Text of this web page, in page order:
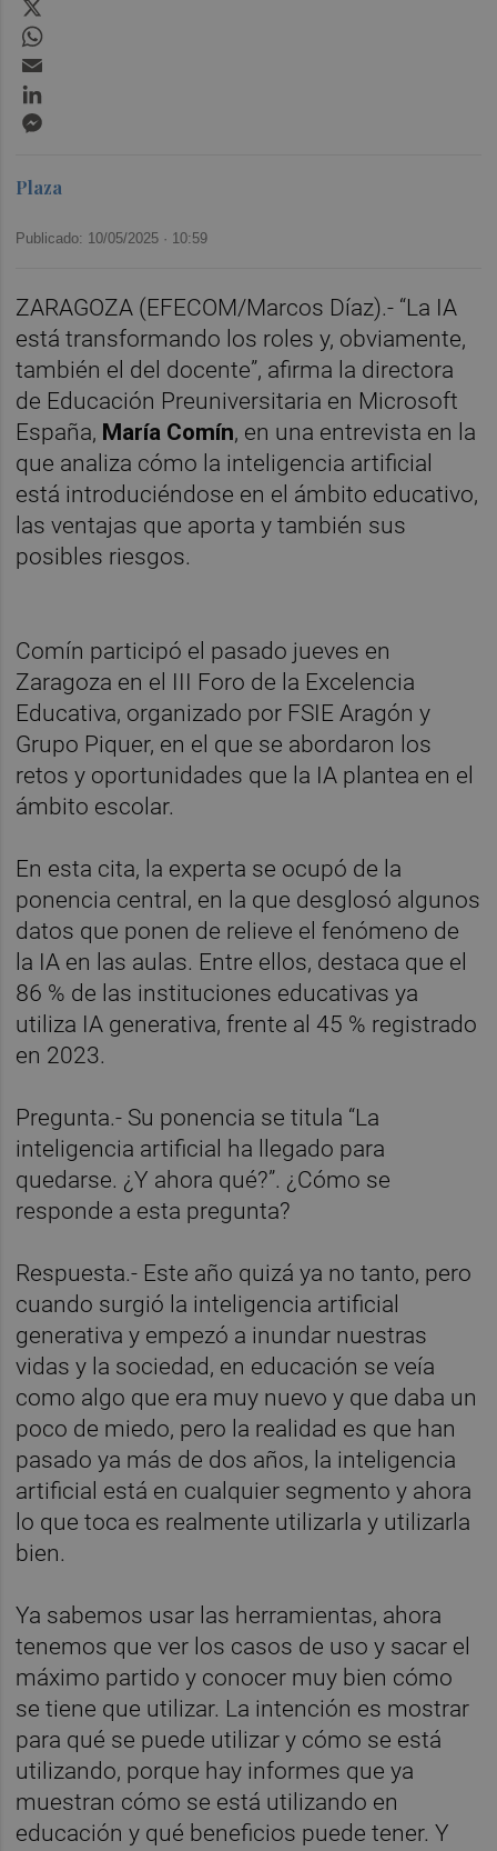
Plaza
Publicado: 10/05/2025 · 10:59
ZARAGOZA (EFECOM/Marcos Díaz).- “La IA
está transformando los roles y, obviamente,
también el del docente”, afirma la directora
de Educación Preuniversitaria en Microsoft
España, María Comín, en una entrevista en la
que analiza cómo la inteligencia artificial
está introduciéndose en el ámbito educativo,
las ventajas que aporta y también sus
posibles riesgos.
Comín participó el pasado jueves en
Zaragoza en el III Foro de la Excelencia
Educativa, organizado por FSIE Aragón y
Grupo Piquer, en el que se abordaron los
retos y oportunidades que la IA plantea en el
ámbito escolar.
En esta cita, la experta se ocupó de la
ponencia central, en la que desglosó algunos
datos que ponen de relieve el fenómeno de
la IA en las aulas. Entre ellos, destaca que el
86 % de las instituciones educativas ya
utiliza IA generativa, frente al 45 % registrado
en 2023.
Pregunta.- Su ponencia se titula “La
inteligencia artificial ha llegado para
quedarse. ¿Y ahora qué?”. ¿Cómo se
responde a esta pregunta?
Respuesta.- Este año quizá ya no tanto, pero
cuando surgió la inteligencia artificial
generativa y empezó a inundar nuestras
vidas y la sociedad, en educación se veía
como algo que era muy nuevo y que daba un
poco de miedo, pero la realidad es que han
pasado ya más de dos años, la inteligencia
artificial está en cualquier segmento y ahora
lo que toca es realmente utilizarla y utilizarla
bien.
Ya sabemos usar las herramientas, ahora
tenemos que ver los casos de uso y sacar el
máximo partido y conocer muy bien cómo
se tiene que utilizar. La intención es mostrar
para qué se puede utilizar y cómo se está
utilizando, porque hay informes que ya
muestran cómo se está utilizando en
educación y qué beneficios puede tener. Y